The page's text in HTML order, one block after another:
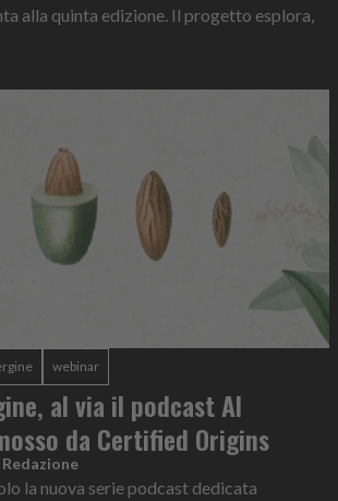
alla quinta edizione. Il progetto esplora,
webinar
al via il podcast Al
da Certified Origins
Redazione
la nuova serie podcast dedicata